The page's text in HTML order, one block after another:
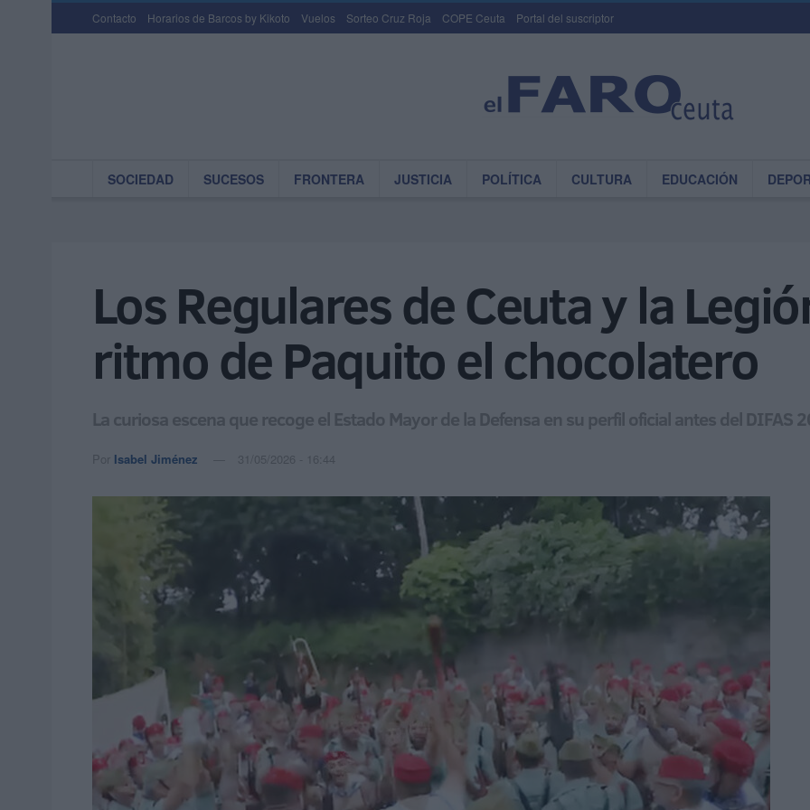
Contacto Horarios de Barcos by Kikoto Vuelos Sorteo Cruz Roja COPE Ceuta Portal del suscriptor
SOCIEDAD SUCESOS FRONTERA JUSTICIA POLÍTICA CULTURA EDUCACIÓN
Los Regulares de Ceuta y la
ritmo de Paquito el chocolatero
La curiosa escena que recoge el Estado Mayor de la Defensa en su perfil oficial antes del DIFAS
Por Isabel Jiménez 31/05/2026 - 16:44